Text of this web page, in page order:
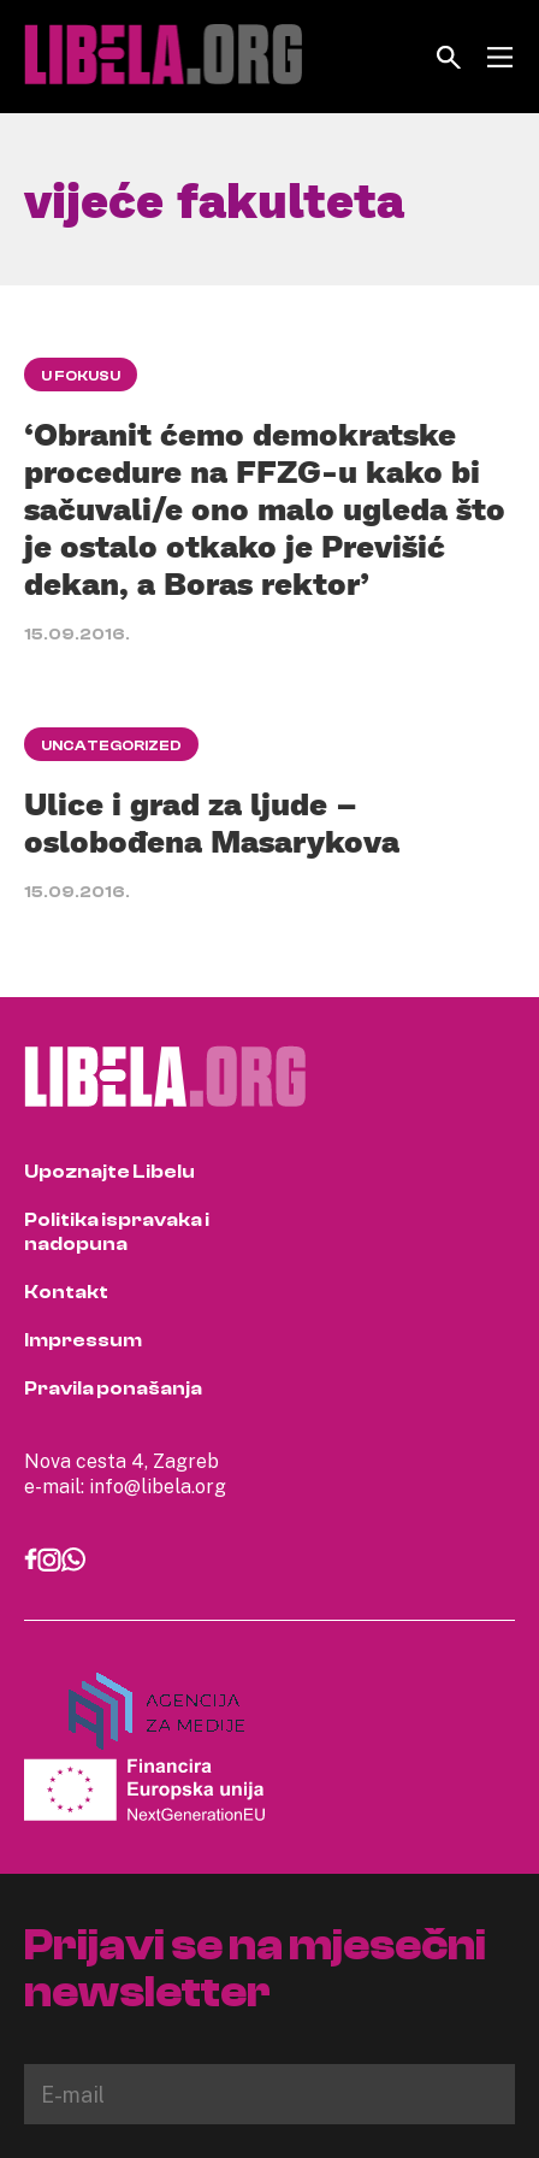
vijeće fakulteta
U FOKUSU
‘Obranit ćemo demokratske
procedure na FFZG-u kako bi
sačuvali/e ono malo ugleda što
je ostalo otkako je Previšić
dekan, a Boras rektor’
15.09.2016.
UNCATEGORIZED
Ulice i grad za ljude –
oslobođena Masarykova
15.09.2016.
Nova cesta 4, Zagreb
e-mail: info@libela.org
Upoznajte Libelu
Politika ispravaka i
nadopuna
Kontakt
Impressum
Pravila ponašanja
Prijavi se na mjesečni
newsletter